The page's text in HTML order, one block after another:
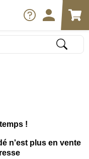
!
n'est plus en vente